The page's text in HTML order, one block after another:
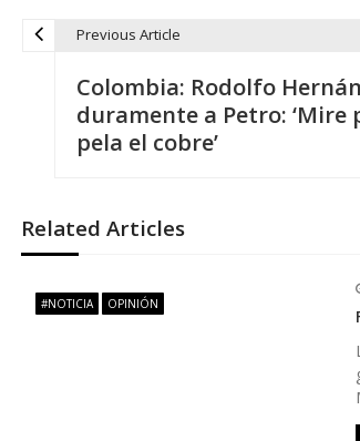
e
g
Previous Article
Colombia: Rodolfo
duramente a Petro: ‘Mire
pela el cobre’
Related Articles
#NOTICIA OPINIÓN